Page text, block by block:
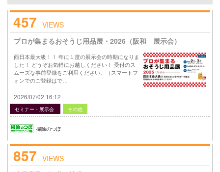
457 VIEWS
プロが集まるおそうじ用品展・2026（阪和 展示会）
西日本最大級！！ 年に１度の展示会の時期になりま
した！ どうぞお気軽にお越しください！ 受付のス
ムーズな事前登録をご利用ください。（スマートフ
ォンでのご登録はで…
2026/07/02 16:12
セミナー・展示会 その他
掃除のつぼ
857 VIEWS